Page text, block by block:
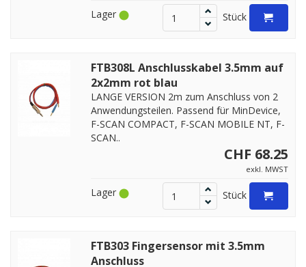
Lager Stück
FTB308L Anschlusskabel 3.5mm auf
2x2mm rot blau
LANGE VERSION 2m zum Anschluss von 2
Anwendungsteilen. Passend für MinDevice,
F-SCAN COMPACT, F-SCAN MOBILE NT, F-
SCAN..
CHF 68.25
exkl. MWST
Lager Stück
FTB303 Fingersensor mit 3.5mm
Anschluss